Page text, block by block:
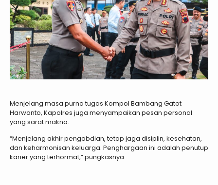
Menjelang masa purna tugas Kompol Bambang Gatot
Harwanto, Kapolres juga menyampaikan pesan personal
yang sarat makna.
“Menjelang akhir pengabdian, tetap jaga disiplin, kesehatan,
dan keharmonisan keluarga. Penghargaan ini adalah penutup
karier yang terhormat,” pungkasnya.